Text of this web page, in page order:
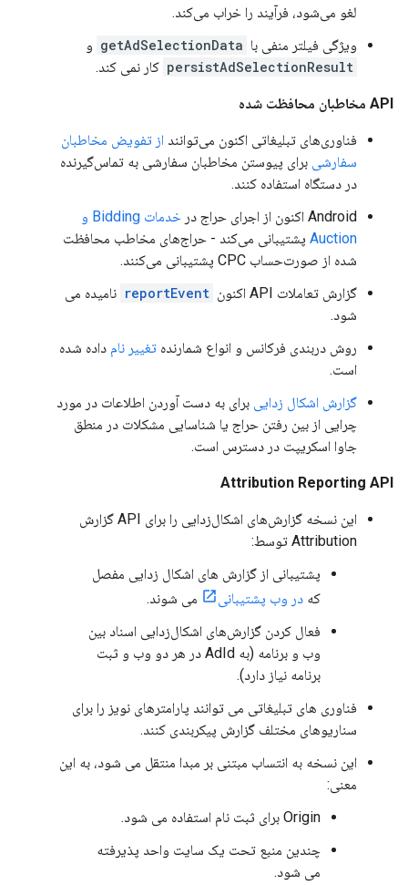
لغو می‌شود، فرآیند را خراب می‌کند.
ویژگی فیلتر منفی با getAdSelectionData و
persistAdSelectionResult کار نمی کند.
API مخاطبان محافظت شده
فناوری‌های تبلیغاتی اکنون می‌توانند از تفویض مخاطبان
سفارشی برای پیوستن مخاطبان سفارشی به تماس‌گیرنده
در دستگاه استفاده کنند.
Android اکنون از اجرای حراج در
خدمات Bidding و
Auction پشتیبانی می‌کند - حراج‌های مخاطب محافظت
شده از صورت‌حساب CPC پشتیبانی می‌کنند.
گزارش تعاملات API اکنون
reportEvent نامیده می
شود.
روش دربندی فرکانس و انواع شمارنده تغییر نام داده شده
است.
گزارش اشکال زدایی برای به دست آوردن اطلاعات در مورد
چرایی از بین رفتن حراج یا شناسایی مشکلات در منطق
جاوا اسکریپت در دسترس است.
Attribution Reporting API
این نسخه گزارش‌های اشکال‌زدایی را برای API گزارش
Attribution توسط:
پشتیبانی از گزارش های اشکال زدایی مفصل
که در وب پشتیبانی
می شوند.
فعال کردن گزارش‌های اشکال‌زدایی اسناد بین
وب و برنامه (به AdId در هر دو وب و ثبت
برنامه نیاز دارد).
فناوری های تبلیغاتی می توانند پارامترهای نویز را برای
سناریوهای مختلف گزارش پیکربندی کنند.
این نسخه به انتساب مبتنی بر مبدا منتقل می شود، به این
معنی:
Origin برای ثبت نام استفاده می شود.
چندین منبع تحت یک سایت واحد پذیرفته
می شود.